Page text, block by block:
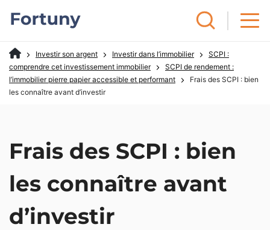
Investir son argent Investir dans l’immobilier
SCPI :
comprendre cet investissement immobilier
SCPI de rendement :
l’immobilier pierre papier accessible et performant
Frais des SCPI : bien
les connaître avant d’investir
Frais des SCPI : bien
les connaître avant
d’investir